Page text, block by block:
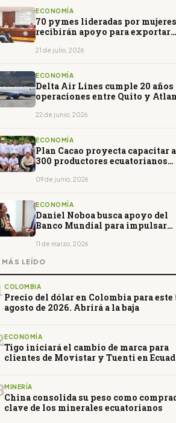
ECONOMÍA
70 pymes lideradas por mujeres
recibirán apoyo para exportar
21 de julio, 2026
ECONOMÍA
Delta Air Lines cumple 20 años
operaciones entre Quito y
22 de junio, 2026
ECONOMÍA
Plan Cacao proyecta capacitar a
300 productores ecuatorianos
09 de junio, 2026
ECONOMÍA
Daniel Noboa busca apoyo del
Banco Mundial para impulsar
11 de marzo, 2026
MÁS LEÍDO
COLOMBIA
Precio del dólar en Colombia para este
agosto de 2026. Abrirá a la baja
ECONOMÍA
Tigo iniciará el cambio de marca para
clientes de Movistar y Tuenti en
MINERÍA
China consolida su peso como
clave de los minerales ecuatorianos